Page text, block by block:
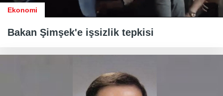
Ekonomi
Bakan Şimşek'e işsizlik tepkisi